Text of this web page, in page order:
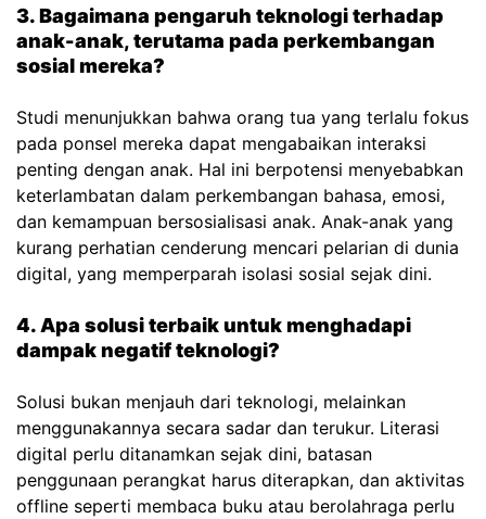
3. Bagaimana pengaruh teknologi terhadap
anak-anak, terutama pada perkembangan
sosial mereka?
Studi menunjukkan bahwa orang tua yang terlalu fokus
pada ponsel mereka dapat mengabaikan interaksi
penting dengan anak. Hal ini berpotensi menyebabkan
keterlambatan dalam perkembangan bahasa, emosi,
dan kemampuan bersosialisasi anak. Anak-anak yang
kurang perhatian cenderung mencari pelarian di dunia
digital, yang memperparah isolasi sosial sejak dini.
4. Apa solusi terbaik untuk menghadapi
dampak negatif teknologi?
Solusi bukan menjauh dari teknologi, melainkan
menggunakannya secara sadar dan terukur. Literasi
digital perlu ditanamkan sejak dini, batasan
penggunaan perangkat harus diterapkan, dan aktivitas
offline seperti membaca buku atau berolahraga perlu